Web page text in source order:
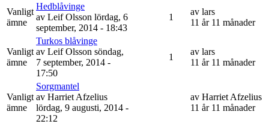
Vanligt
ämne
Hedblåvinge
av Leif Olsson lördag, 6
september, 2014 - 18:43
1
av lars
11 år 11 månader
Vanligt
ämne
Turkos blåvinge
av Leif Olsson söndag,
7 september, 2014 -
17:50
1
av lars
11 år 11 månader
Vanligt
ämne
Sorgmantel
av Harriet Afzelius
lördag, 9 augusti, 2014 -
22:12
av Harriet Afzelius
11 år 11 månader